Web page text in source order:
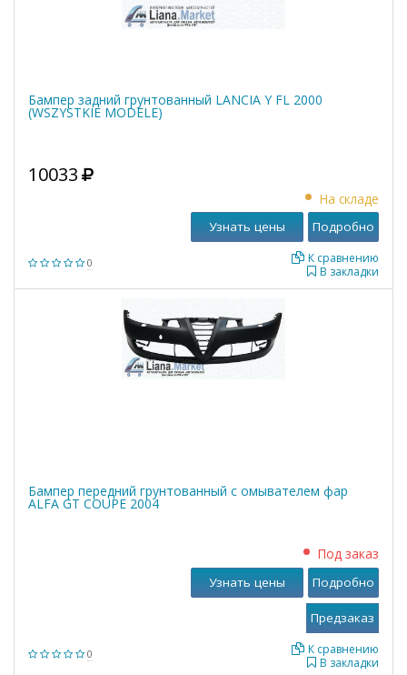
Бампер задний грунтованный LANCIA Y FL 2000
(WSZYSTKIE MODELE)
0
10033
На складе
В закладки
К сравнению
Узнать цены Подробно
Бампер передний грунтованный с омывателем фар
ALFA GT COUPE 2004
0
Под заказ
В закладки
К сравнению
Узнать цены Подробно